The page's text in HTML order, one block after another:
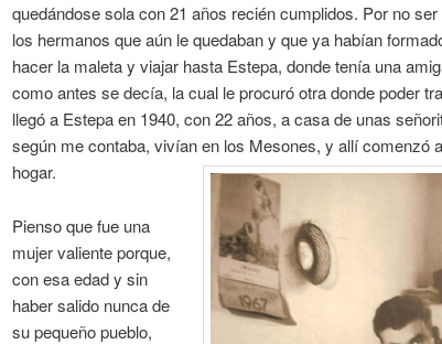
quedándose sola con 21 años recién cumplidos. Por no
los hermanos que aún le quedaban y que ya habían
hacer la maleta y viajar hasta Estepa, donde tenía una
como antes se decía, la cual le procuró otra donde poder
llegó a Estepa en 1940, con 22 años, a casa de unas
según me contaba, vivían en los Mesones, y allí comenzó
hogar.
Pienso que fue una
mujer valiente porque,
con esa edad y sin
haber salido nunca de
su pequeño pueblo,